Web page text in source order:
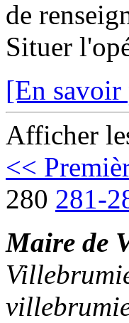
de
Situer
[En savoir
Afficher
<<
280 281-
Maire de